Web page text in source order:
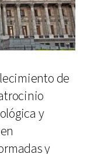
de
y
y